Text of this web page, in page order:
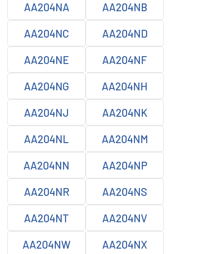
AA204NA AA204NB
AA204NC AA204ND
AA204NE AA204NF
AA204NG AA204NH
AA204NJ AA204NK
AA204NL AA204NM
AA204NN AA204NP
AA204NR AA204NS
AA204NT AA204NV
AA204NW AA204NX